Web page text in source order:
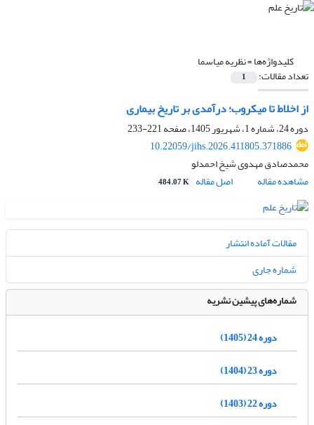
کلیدواژه‌ها =نظریه میاسما
تعداد مقالات: 1
از اخلاط تا میکروب؛ درآمدی بر تاریخ بیماری
دوره 24، شماره 1، شهریور 1405، صفحه
221-233
10.22059/jihs.2026.411805.371886
محمدصادق مهدوی شیخ احمدلو
مشاهده مقاله
اصل مقاله 484.07 K
مقالات آماده انتشار
شماره جاری
شماره‌های پیشین نشریه
دوره 24 (1405)
دوره 23 (1404)
دوره 22 (1403)